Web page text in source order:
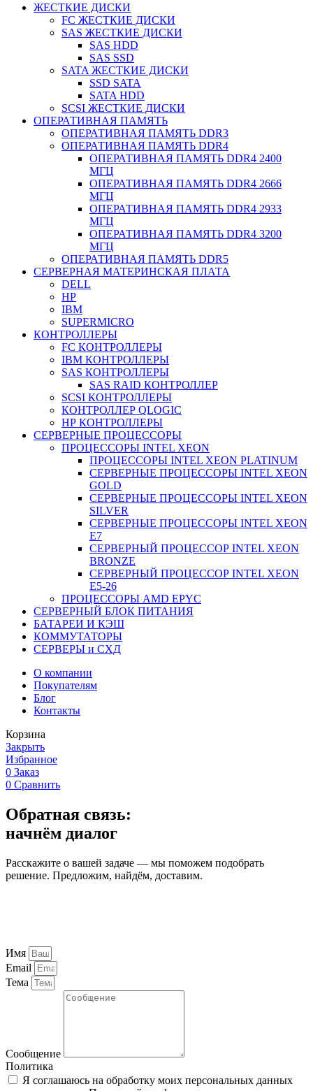
ЖЕСТКИЕ ДИСКИ
FC ЖЕСТКИЕ ДИСКИ
SAS ЖЕСТКИЕ ДИСКИ
SAS HDD
SAS SSD
SATA ЖЕСТКИЕ ДИСКИ
SSD SATA
SATA HDD
SCSI ЖЕСТКИЕ ДИСКИ
ОПЕРАТИВНАЯ ПАМЯТЬ
ОПЕРАТИВНАЯ ПАМЯТЬ DDR3
ОПЕРАТИВНАЯ ПАМЯТЬ DDR4
ОПЕРАТИВНАЯ ПАМЯТЬ DDR4 2400
МГЦ
ОПЕРАТИВНАЯ ПАМЯТЬ DDR4 2666
МГЦ
ОПЕРАТИВНАЯ ПАМЯТЬ DDR4 2933
МГЦ
ОПЕРАТИВНАЯ ПАМЯТЬ DDR4 3200
МГЦ
ОПЕРАТИВНАЯ ПАМЯТЬ DDR5
СЕРВЕРНАЯ МАТЕРИНСКАЯ ПЛАТА
DELL
HP
IBM
SUPERMICRO
КОНТРОЛЛЕРЫ
FC КОНТРОЛЛЕРЫ
IBM КОНТРОЛЛЕРЫ
SAS КОНТРОЛЛЕРЫ
SAS RAID КОНТРОЛЛЕР
SCSI КОНТРОЛЛЕРЫ
КОНТРОЛЛЕР QLOGIC
НР КОНТРОЛЛЕРЫ
СЕРВЕРНЫЕ ПРОЦЕССОРЫ
ПРОЦЕССОРЫ INTEL XEON
ПРОЦЕССОРЫ INTEL XEON PLATINUM
СЕРВЕРНЫЕ ПРОЦЕССОРЫ INTEL XEON
GOLD
СЕРВЕРНЫЕ ПРОЦЕССОРЫ INTEL XEON
SILVER
СЕРВЕРНЫЕ ПРОЦЕССОРЫ INTEL XEON
Е7
СЕРВЕРНЫЙ ПРОЦЕССОР INTEL XEON
BRONZE
СЕРВЕРНЫЙ ПРОЦЕССОР INTEL XEON
Е5-26
ПРОЦЕССОРЫ AMD EPYC
СЕРВЕРНЫЙ БЛОК ПИТАНИЯ
БАТАРЕИ И КЭШ
КОММУТАТОРЫ
СЕРВЕРЫ и СХД
О компании
Покупателям
Блог
Контакты
Корзина
Закрыть
Избранное
0 Заказ
0 Сравнить
Обратная связь:
начнём диалог
Расскажите о вашей задаче — мы поможем подобрать
решение. Предложим, найдём, доставим.
Имя
Email
Тема
Сообщение
Политика
Я соглашаюсь на обработку моих персональных данных